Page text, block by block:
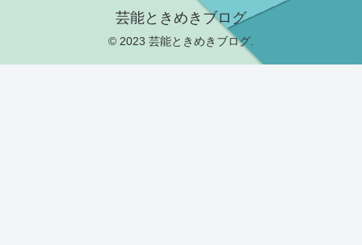
芸能ときめきブログ
© 2023 芸能ときめきブログ.